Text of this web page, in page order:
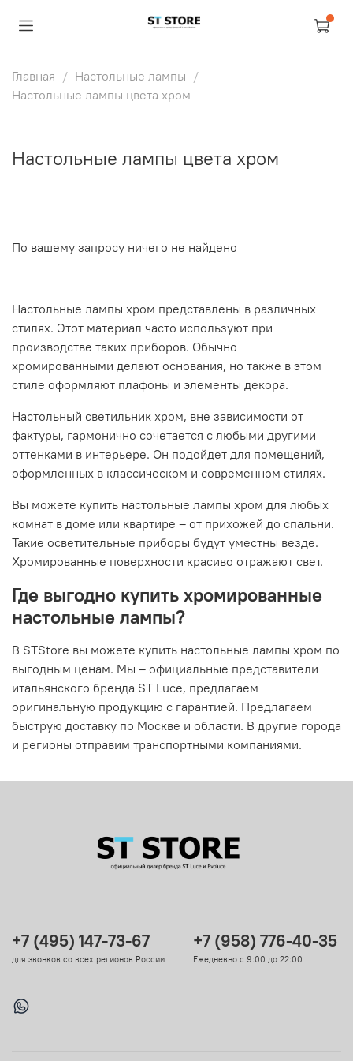
Главная
Настольные лампы
Настольные лампы цвета хром
Настольные лампы цвета хром
По вашему запросу ничего не найдено
Настольные лампы хром представлены в различных
стилях. Этот материал часто используют при
производстве таких приборов. Обычно
хромированными делают основания, но также в этом
стиле оформляют плафоны и элементы декора.
Настольный светильник хром, вне зависимости от
фактуры, гармонично сочетается с любыми другими
оттенками в интерьере. Он подойдет для помещений,
оформленных в классическом и современном стилях.
Вы можете купить настольные лампы хром для любых
комнат в доме или квартире – от прихожей до спальни.
Такие осветительные приборы будут уместны везде.
Хромированные поверхности красиво отражают свет.
Где выгодно купить хромированные
настольные лампы?
В STStore вы можете купить настольные лампы хром по
выгодным ценам. Мы – официальные представители
итальянского бренда ST Luce, предлагаем
оригинальную продукцию с гарантией. Предлагаем
быструю доставку по Москве и области. В другие города
и регионы отправим транспортными компаниями.
+7 (495) 147-73-67
для звонков со всех регионов России
+7 (958) 776-40-35
Ежедневно с 9:00 до 22:00